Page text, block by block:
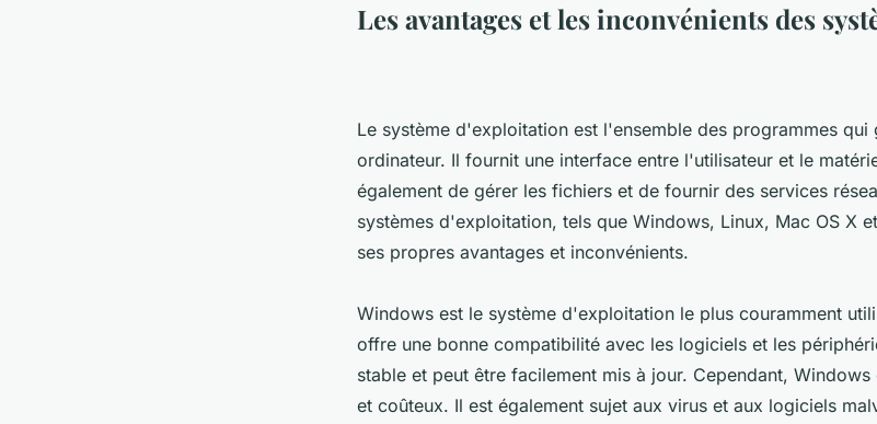
Les avantages et les inconvénients des
Le système d'exploitation est l'ensemble des programmes qui
ordinateur. Il fournit une interface entre l'utilisateur et le
également de gérer les fichiers et de fournir des services
systèmes d'exploitation, tels que Windows, Linux, Mac OS X
ses propres avantages et inconvénients.
Windows est le système d'exploitation le plus couramment
offre une bonne compatibilité avec les logiciels et les
stable et peut être facilement mis à jour. Cependant,
et coûteux. Il est également sujet aux virus et aux logiciels